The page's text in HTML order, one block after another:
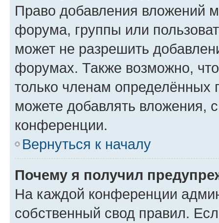
Право добавления вложений
форума, группы или
может не разрешить
форумах. Также возможно,
только членам определённых
можете добавлять вложения,
конференции.
Вернуться к началу
Почему я получил
На каждой конференции
собственный свод правил.